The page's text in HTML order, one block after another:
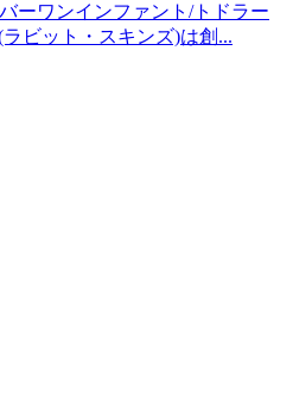
ーワンインファント/トドラー
ビット・スキンズ)は創...